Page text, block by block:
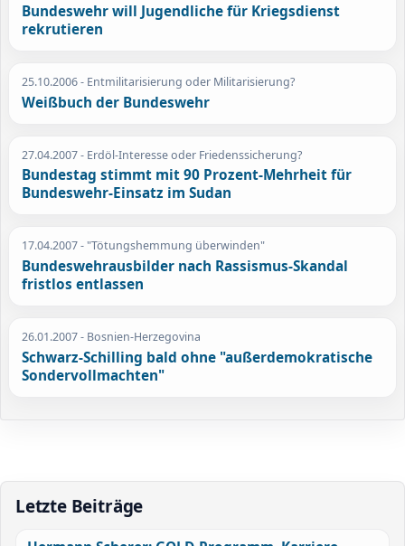
Bundeswehr will Jugendliche für Kriegsdienst
rekrutieren
25.10.2006- Entmilitarisierung oder Militarisierung?
Weißbuch der Bundeswehr
27.04.2007- Erdöl-Interesse oder Friedenssicherung?
Bundestag stimmt mit 90 Prozent-Mehrheit für
Bundeswehr-Einsatz im Sudan
17.04.2007- "Tötungshemmung überwinden"
Bundeswehrausbilder nach Rassismus-Skandal
fristlos entlassen
26.01.2007- Bosnien-Herzegovina
Schwarz-Schilling bald ohne "außerdemokratische
Sondervollmachten"
Letzte Beiträge